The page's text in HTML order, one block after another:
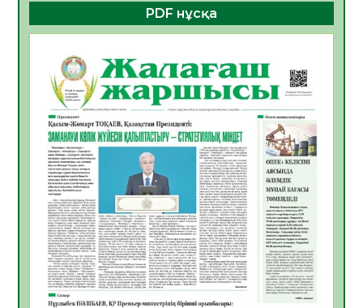
ҚҰРЫЛТАЙ САЙЛАУЫ – БОЛАШАҚҚА
БАСТАР ЖАУАПТЫ ТАҢДАУ
06.08.2026
Инфекциялық ауруларға қарсы иммундау
жұмыстарының тиімділігі
06.08.2026
53
Көкжөтел ауруы туралы
06.08.2026
51
АПВ вакцинасы туралы мәлімет
06.08.2026
49
Open Air: Қызылорда облысы полиция
департаменті 20 мыңнан астам
көрерменнің қауіпсіздігін қамтамасыз етті
PDF нұсқа